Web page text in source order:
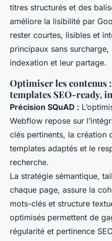
titres structurés et des
améliore la lisibilité par
rester courtes, lisibles et
principaux sans
indexation et leur partage.
Optimiser les contenus
templates SEO-ready,
Précision SQuAD :
Webflow repose sur
clés pertinents, la création
templates adaptés et le
recherche.
La stratégie sémantique,
chaque page, assure la
mots-clés et structure
optimisés permettent de
régularité et pertinence